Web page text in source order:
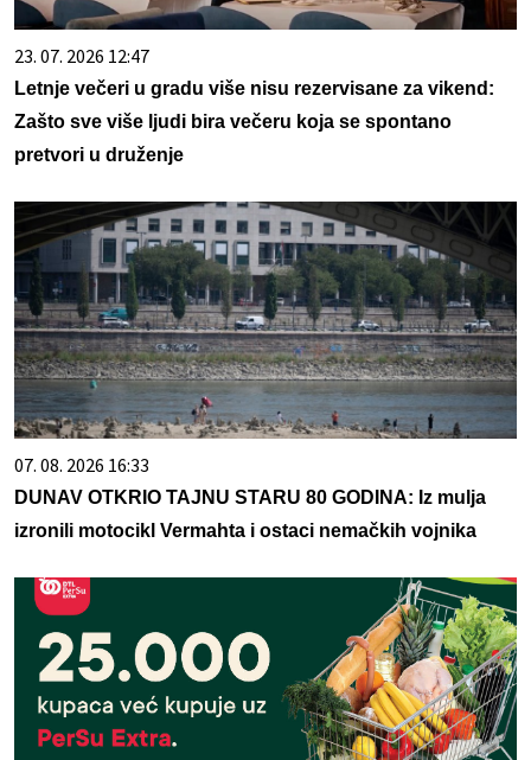
23. 07. 2026 12:47
Letnje večeri u gradu više nisu rezervisane za vikend:
Zašto sve više ljudi bira večeru koja se spontano
pretvori u druženje
07. 08. 2026 16:33
DUNAV OTKRIO TAJNU STARU 80 GODINA: Iz mulja
izronili motocikl Vermahta i ostaci nemačkih vojnika